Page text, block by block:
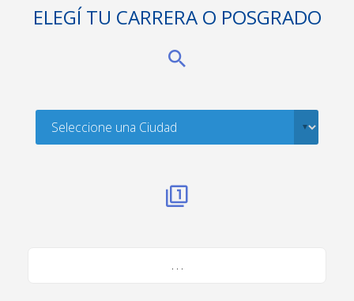
ELEGÍ TU CARRERA O POSGRADO
. . .